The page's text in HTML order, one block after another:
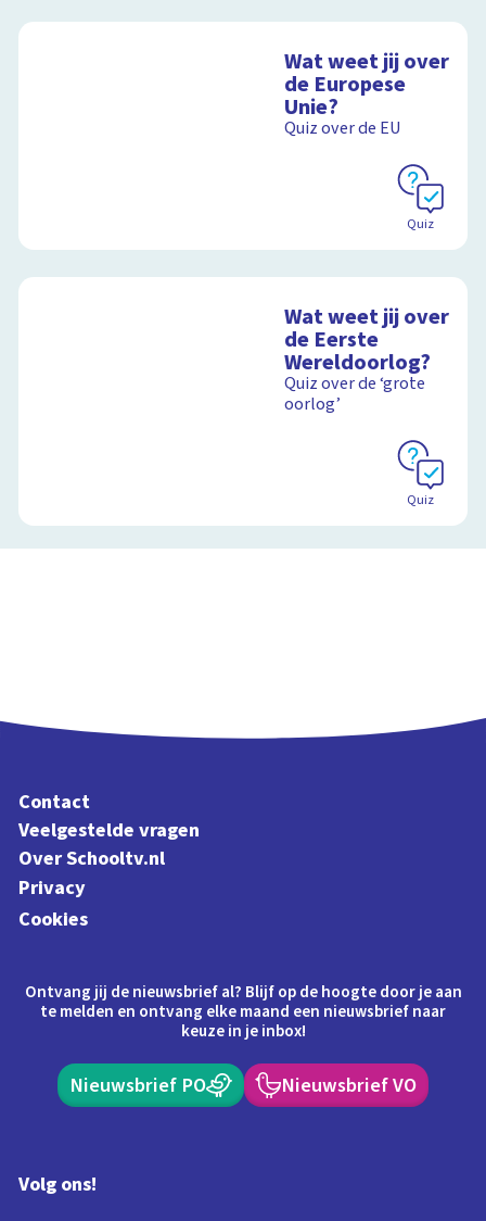
Wat weet jij over
de Europese
Unie?
Quiz over de EU
Quiz
Wat weet jij over
de Eerste
Wereldoorlog?
Quiz over de ‘grote
oorlog’
Quiz
Contact
Veelgestelde vragen
Over Schooltv.nl
Privacy
Cookies
Ontvang jij de nieuwsbrief al? Blijf op de hoogte door je aan
te melden en ontvang elke maand een nieuwsbrief naar
keuze in je inbox!
Nieuwsbrief PO Nieuwsbrief VO
Volg ons!